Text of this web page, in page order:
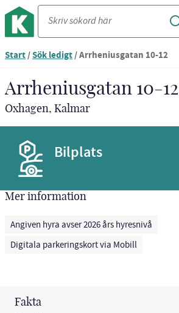
Start/Sök ledigt/Arrheniusgatan 10-12
Arrheniusgatan 10-12
Oxhagen, Kalmar
Bilplats
Mer information
Angiven hyra avser 2026 års hyresnivå
Digitala parkeringskort via Mobill
Fakta